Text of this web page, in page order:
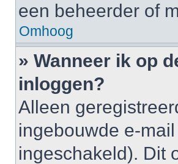
een beheerder of
Omhoog
» Wanneer ik op
inloggen?
Alleen
ingebouwde e-
ingeschakeld). Dit